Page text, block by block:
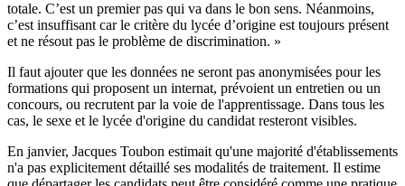
totale. C’est un premier pas qui va dans le bon sens. Néanmoins,
c’est insuffisant car le critère du lycée d’origine est toujours présent
et ne résout pas le problème de discrimination. »
Il faut ajouter que les données ne seront pas anonymisées pour les
formations qui proposent un internat, prévoient un entretien ou un
concours, ou recrutent par la voie de l'apprentissage. Dans tous les
cas, le sexe et le lycée d'origine du candidat resteront visibles.
En janvier, Jacques Toubon estimait qu'une majorité d'établissements
n'a pas explicitement détaillé ses modalités de traitement. Il estime